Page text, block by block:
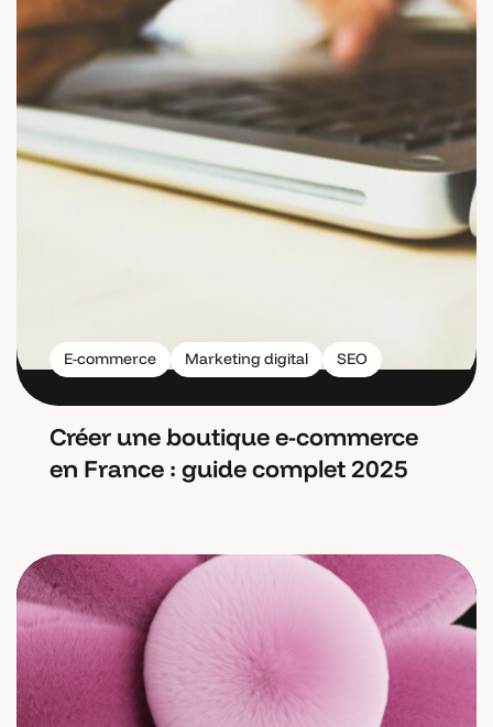
E-commerce Marketing digital SEO
Créer une boutique e-commerce
en France : guide complet 2025